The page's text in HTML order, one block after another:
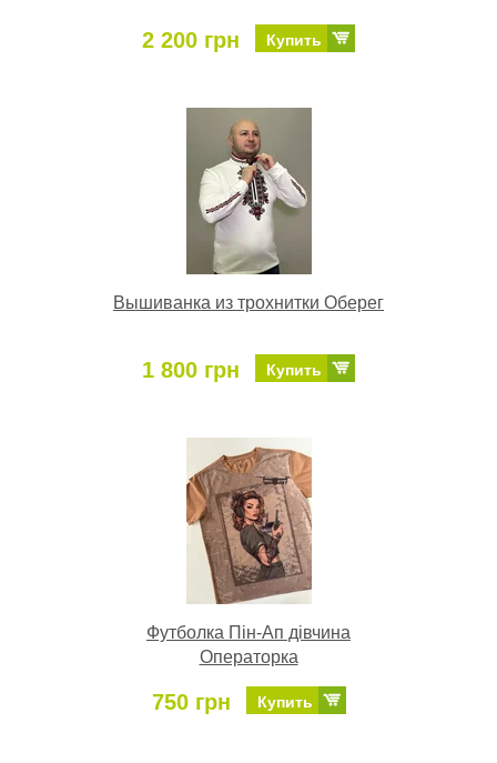
2 200 грн Купить
Вышиванка из трохнитки Оберег
1 800 грн Купить
Футболка Пін-Ап дівчина
Операторка
750 грн Купить